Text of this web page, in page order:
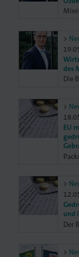
in
des
EU
und